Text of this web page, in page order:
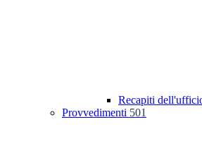
Recapiti
Provvedimenti 501